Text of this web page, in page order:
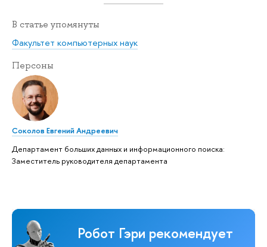
В статье упомянуты
Факультет компьютерных наук
Персоны
Соколов Евгений Андреевич
Департамент больших данных и информационного поиска:
Заместитель руководителя департамента
Робот Гэри рекомендует